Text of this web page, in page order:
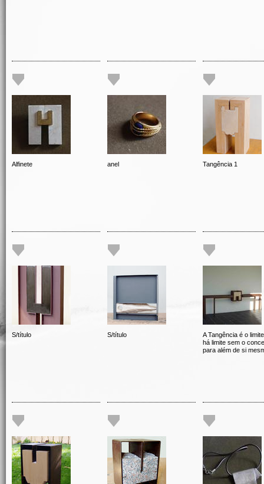
Alfinete anel Tangência 1
S/título S/título
A Tangência é o
há limite sem o
para além de si